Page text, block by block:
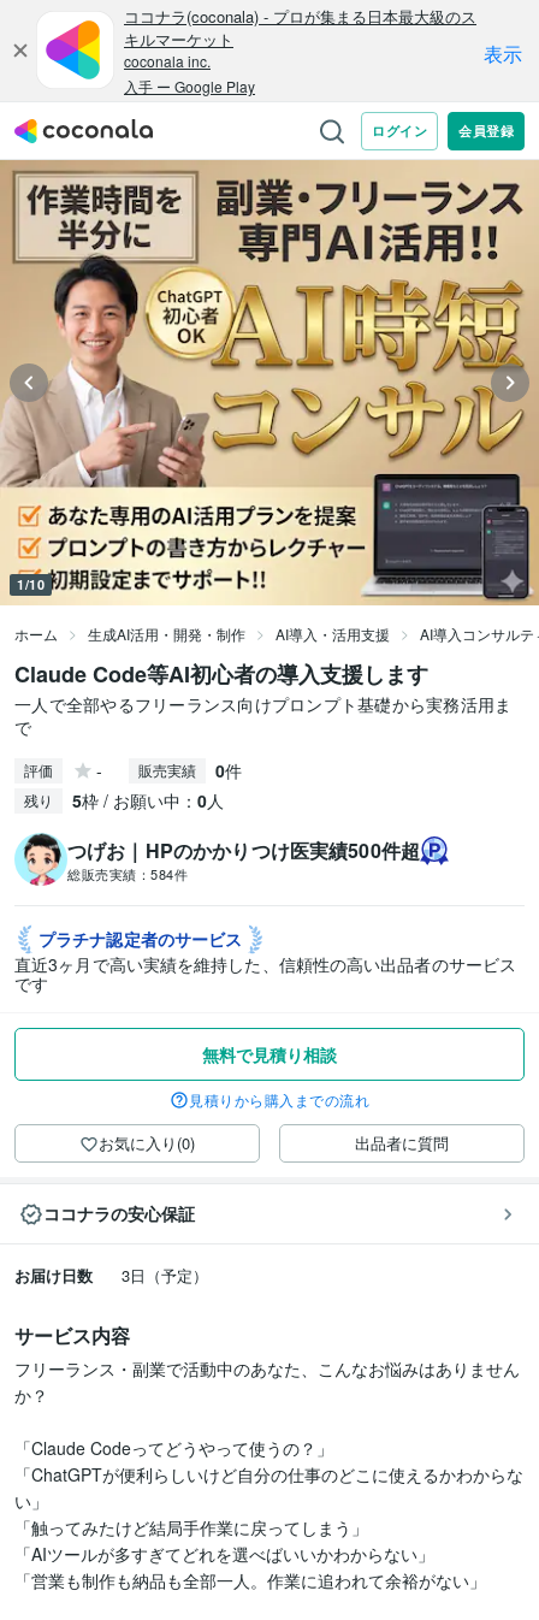
1/10
ホーム 生成AI活用・開発・制作 AI導入・活用支援 AI導入コンサルテ
Claude Code等AI初心者の導入支援します
一人で全部やるフリーランス向けプロンプト基礎から実務活用ま
で
評価 - 販売実績 0件
残り 5枠 / お願い中： 0人
つげお｜HPのかかりつけ医実績500件超
総販売実績： 584件
プラチナ認定者のサービス
直近3ヶ月で高い実績を維持した、信頼性の高い出品者のサービス
です
無料で見積り相談
見積りから購入までの流れ
お気に入り(0) 出品者に質問
ココナラの安心保証
お届け日数 3日（予定）
サービス内容
フリーランス・副業で活動中のあなた、こんなお悩みはありません
か？
「Claude Codeってどうやって使うの？」
「ChatGPTが便利らしいけど自分の仕事のどこに使えるかわからな
い」
「触ってみたけど結局手作業に戻ってしまう」
「AIツールが多すぎてどれを選べばいいかわからない」
「営業も制作も納品も全部一人。作業に追われて余裕がない」